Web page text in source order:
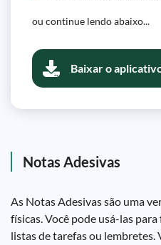
ou continue lendo abaixo...
Baixar o
Notas Adesivas
As Notas Adesivas são uma
físicas. Você pode usá-las
listas de tarefas ou lembretes.